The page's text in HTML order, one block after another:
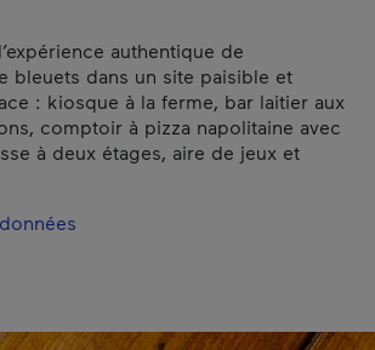
authentique de
bleuets dans un site paisible et
: kiosque à la ferme, bar laitier aux
comptoir à pizza napolitaine avec
à deux étages, aire de jeux et